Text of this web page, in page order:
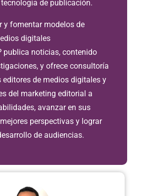
de publicación.
y fomentar modelos de
digitales
publica noticias, contenido
y ofrece consultoría
editores de medios digitales y
del marketing editorial a
avanzar en sus
perspectivas y lograr
de audiencias.